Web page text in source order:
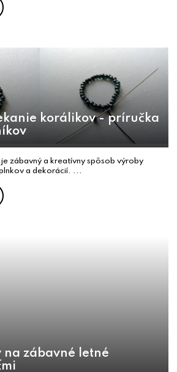
korálikov - príručka
zábavný a kreatívny spôsob výroby
a dekorácií. ...
na zábavné letné